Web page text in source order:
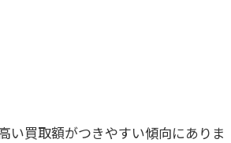
い買取額がつきやすい傾向にありま